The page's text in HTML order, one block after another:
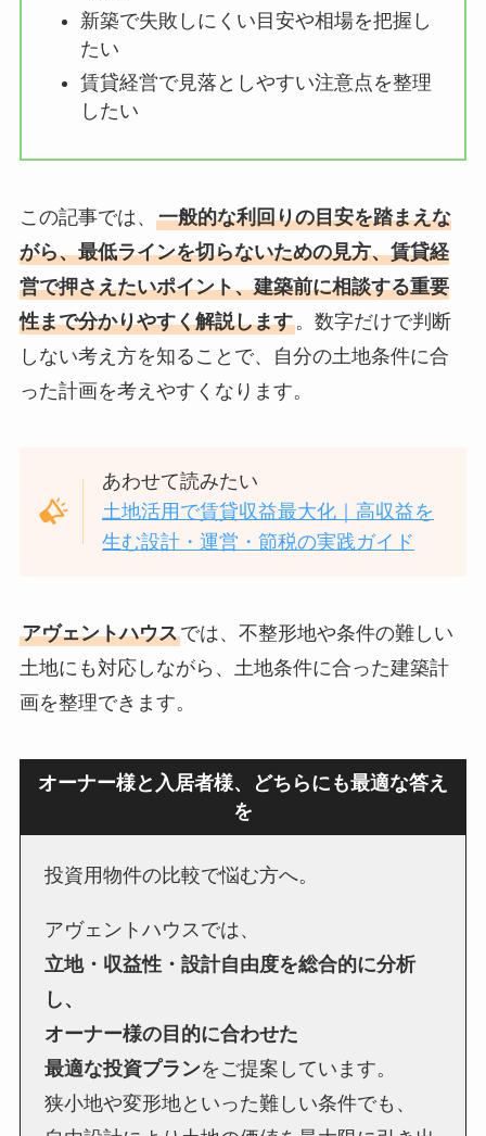
新築で失敗しにくい目安や相場を把握し
たい
賃貸経営で見落としやすい注意点を整理
したい
この記事では、 一般的な利回りの目安を踏まえな
がら、最低ラインを切らないための見方、賃貸経
営で押さえたいポイント、建築前に相談する重要
性まで分かりやすく解説します。数字だけで判断
しない考え方を知ることで、自分の土地条件に合
った計画を考えやすくなります。
あわせて読みたい
土地活用で賃貸収益最大化｜高収益を
生む設計・運営・節税の実践ガイド
アヴェントハウスでは、不整形地や条件の難しい
土地にも対応しながら、土地条件に合った建築計
画を整理できます。
オーナー様と入居者様、どちらにも最適な答え
を
投資用物件の比較で悩む方へ。
アヴェントハウスでは、
立地・収益性・設計自由度を総合的に分析
し、
オーナー様の目的に合わせた
最適な投資プランをご提案しています。
狭小地や変形地といった難しい条件でも、